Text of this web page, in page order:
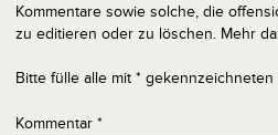
Kommentare sowie solche, die
zu editieren oder zu löschen. Mehr
Bitte fülle alle mit * gekennzeichneten
Kommentar *